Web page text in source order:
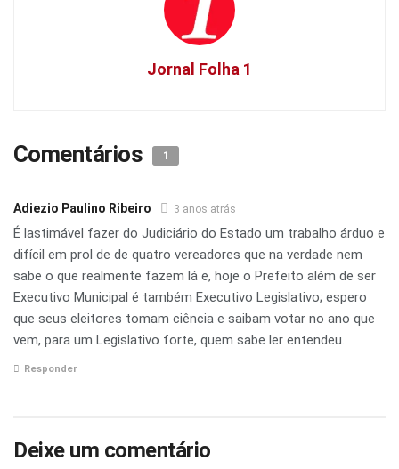
Jornal Folha 1
Comentários 1
Adiezio Paulino Ribeiro 3 anos atrás
É lastimável fazer do Judiciário do Estado um trabalho árduo e
difícil em prol de de quatro vereadores que na verdade nem
sabe o que realmente fazem lá e, hoje o Prefeito além de ser
Executivo Municipal é também Executivo Legislativo; espero
que seus eleitores tomam ciência e saibam votar no ano que
vem, para um Legislativo forte, quem sabe ler entendeu.
Responder
Deixe um comentário